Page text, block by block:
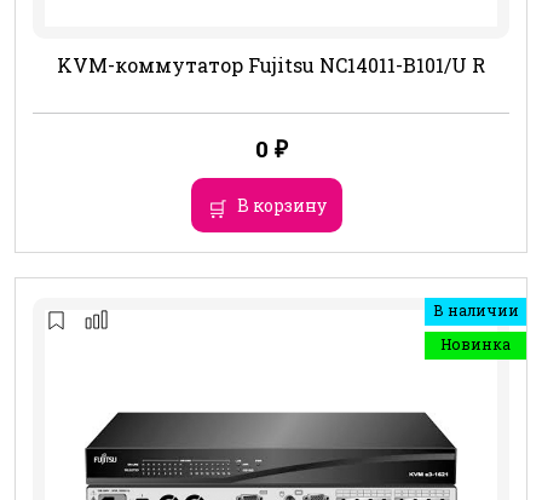
KVM-коммутатор Fujitsu NC14011-B101/U R
0 ₽
В корзину
В наличии
Новинка